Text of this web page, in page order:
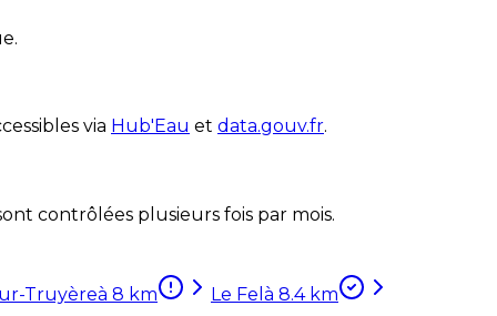
via Hub'Eau et data.gouv.fr.
contrôlées plusieurs fois par mois.
Truyèreà 8 km Le Fel à 8.4km